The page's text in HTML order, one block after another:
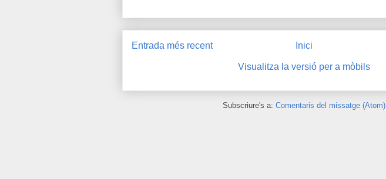
Entrada més recent Inici
Visualitza la versió per a mòbils
Subscriure's a: Comentaris del missatge (Atom)